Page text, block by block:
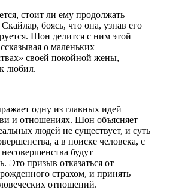
стоит ли ему продолжать
боясь, что она, узнав его
Шон делится с ним этой
о маленьких
своей покойной жены,
любил.
одну из главных идей
и отношениях. Шон объясняет
людей не существует, и суть
а в поиске человека, с
будут
Это призыв отказаться от
страхом, и принять
отношений.